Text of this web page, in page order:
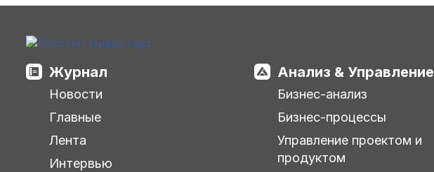
Журнал
Новости
Главные
Лента
Интервью
Анализ & Управление
Бизнес-анализ
Бизнес-процессы
Управление проектом и
продуктом